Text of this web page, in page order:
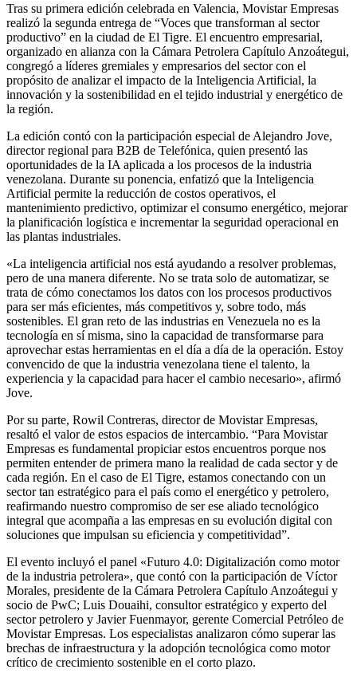
Tras su primera edición celebrada en Valencia, Movistar Empresas
realizó la segunda entrega de “Voces que transforman al sector
productivo” en la ciudad de El Tigre. El encuentro empresarial,
organizado en alianza con la Cámara Petrolera Capítulo Anzoátegui,
congregó a líderes gremiales y empresarios del sector con el
propósito de analizar el impacto de la Inteligencia Artificial, la
innovación y la sostenibilidad en el tejido industrial y energético de
la región.
La edición contó con la participación especial de Alejandro Jove,
director regional para B2B de Telefónica, quien presentó las
oportunidades de la IA aplicada a los procesos de la industria
venezolana. Durante su ponencia, enfatizó que la Inteligencia
Artificial permite la reducción de costos operativos, el
mantenimiento predictivo, optimizar el consumo energético, mejorar
la planificación logística e incrementar la seguridad operacional en
las plantas industriales.
«La inteligencia artificial nos está ayudando a resolver problemas,
pero de una manera diferente. No se trata solo de automatizar, se
trata de cómo conectamos los datos con los procesos productivos
para ser más eficientes, más competitivos y, sobre todo, más
sostenibles. El gran reto de las industrias en Venezuela no es la
tecnología en sí misma, sino la capacidad de transformarse para
aprovechar estas herramientas en el día a día de la operación. Estoy
convencido de que la industria venezolana tiene el talento, la
experiencia y la capacidad para hacer el cambio necesario», afirmó
Jove.
Por su parte, Rowil Contreras, director de Movistar Empresas,
resaltó el valor de estos espacios de intercambio. “Para Movistar
Empresas es fundamental propiciar estos encuentros porque nos
permiten entender de primera mano la realidad de cada sector y de
cada región. En el caso de El Tigre, estamos conectando con un
sector tan estratégico para el país como el energético y petrolero,
reafirmando nuestro compromiso de ser ese aliado tecnológico
integral que acompaña a las empresas en su evolución digital con
soluciones que impulsan su eficiencia y competitividad”.
El evento incluyó el panel «Futuro 4.0: Digitalización como motor
de la industria petrolera», que contó con la participación de Víctor
Morales, presidente de la Cámara Petrolera Capítulo Anzoátegui y
socio de PwC; Luis Douaihi, consultor estratégico y experto del
sector petrolero y Javier Fuenmayor, gerente Comercial Petróleo de
Movistar Empresas. Los especialistas analizaron cómo superar las
brechas de infraestructura y la adopción tecnológica como motor
crítico de crecimiento sostenible en el corto plazo.